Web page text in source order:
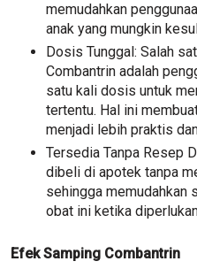
memudahkan
anak yang mungkin
Dosis Tunggal: Salah
Combantrin adalah
satu kali dosis untuk
tertentu. Hal ini
menjadi lebih praktis
Tersedia Tanpa Resep
dibeli di apotek tanpa
sehingga memudahkan
obat ini ketika
Efek Samping Combantrin